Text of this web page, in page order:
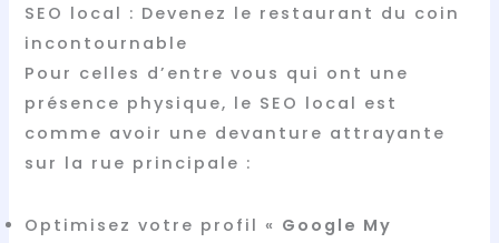
SEO local : Devenez le restaurant du coin
incontournable
Pour celles d’entre vous qui ont une
présence physique, le SEO local est
comme avoir une devanture attrayante
sur la rue principale :
Optimisez votre profil « Google My